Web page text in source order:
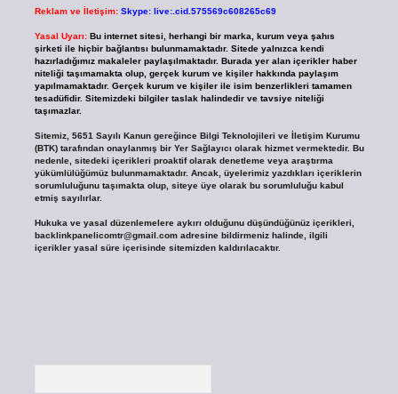
Reklam ve İletişim: Skype: live:.cid.575569c608265c69
Yasal Uyarı: Bu internet sitesi, herhangi bir marka, kurum veya şahıs
şirketi ile hiçbir bağlantısı bulunmamaktadır. Sitede yalnızca kendi
hazırladığımız makaleler paylaşılmaktadır. Burada yer alan içerikler haber
niteliği taşımamakta olup, gerçek kurum ve kişiler hakkında paylaşım
yapılmamaktadır. Gerçek kurum ve kişiler ile isim benzerlikleri tamamen
tesadüfidir. Sitemizdeki bilgiler taslak halindedir ve tavsiye niteliği
taşımazlar.
Sitemiz, 5651 Sayılı Kanun gereğince Bilgi Teknolojileri ve İletişim Kurumu
(BTK) tarafından onaylanmış bir Yer Sağlayıcı olarak hizmet vermektedir. Bu
nedenle, sitedeki içerikleri proaktif olarak denetleme veya araştırma
yükümlülüğümüz bulunmamaktadır. Ancak, üyelerimiz yazdıkları içeriklerin
sorumluluğunu taşımakta olup, siteye üye olarak bu sorumluluğu kabul
etmiş sayılırlar.
Hukuka ve yasal düzenlemelere aykırı olduğunu düşündüğünüz içerikleri,
backlinkpanelicomtr@gmail.comadresine bildirmeniz halinde, ilgili
içerikler yasal süre içerisinde sitemizden kaldırılacaktır.